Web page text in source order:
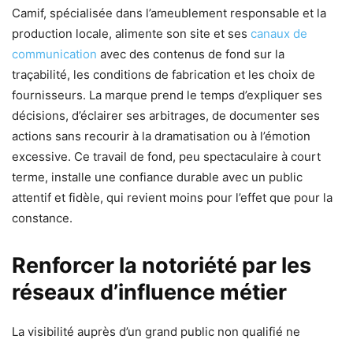
Camif, spécialisée dans l’ameublement responsable et la
production locale, alimente son site et ses canaux de
communication avec des contenus de fond sur la
traçabilité, les conditions de fabrication et les choix de
fournisseurs. La marque prend le temps d’expliquer ses
décisions, d’éclairer ses arbitrages, de documenter ses
actions sans recourir à la dramatisation ou à l’émotion
excessive. Ce travail de fond, peu spectaculaire à court
terme, installe une confiance durable avec un public
attentif et fidèle, qui revient moins pour l’effet que pour la
constance.
Renforcer la notoriété par les
réseaux d’influence métier
La visibilité auprès d’un grand public non qualifié ne